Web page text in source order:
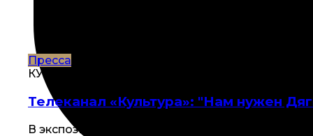
Пресса
КУБ
Телеканал «Культура»: "Нам нужен
В экспозиции представлены работы мастеров